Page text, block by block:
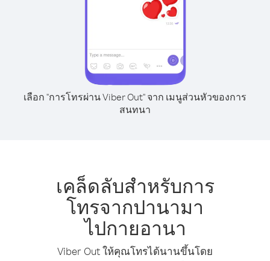
เลือก "การโทรผ่าน Viber Out" จาก เมนูส่วนหัวของการ
สนทนา
เคล็ดลับสำหรับการ
โทรจากปานามา
ไปกายอานา
Viber Out ให้คุณโทรได้นานขึ้นโดย